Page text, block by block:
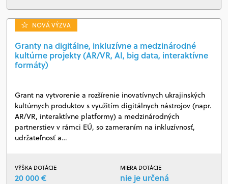
NOVÁ VÝZVA
Granty na digitálne, inkluzívne a medzinárodné
kultúrne projekty (AR/VR, AI, big data, interaktívne
formáty)
Grant na vytvorenie a rozšírenie inovatívnych ukrajinských
kultúrnych produktov s využitím digitálnych nástrojov (napr.
AR/VR, interaktívne platformy) a medzinárodných
partnerstiev v rámci EÚ, so zameraním na inkluzívnosť,
udržateľnosť a…
VÝŠKA DOTÁCIE
20 000 €
MIERA DOTÁCIE
nie je určená